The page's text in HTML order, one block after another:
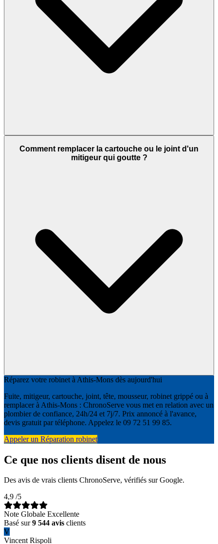
Comment remplacer la cartouche ou le joint d'un
mitigeur qui goutte ?
Réparez votre robinet à Athis-Mons dès aujourd'hui
Fuite, mitigeur, cartouche, joint, tête, mousseur, robinet grippé ou à
remplacer à Athis-Mons : ChronoServe vous met en relation avec un
plombier de confiance, 24h/24 et 7j/7. Prix annoncé à l'avance,
devis gratuit par téléphone. Appelez le 09 72 51 99 85.
Appeler un Réparation robinet
Ce que nos clients disent de nous
Des avis de vrais clients ChronoServe, vérifiés sur Google.
4,9 /5
Note Globale Excellente
Basé sur9 544 avis clients
V
Vincent Rispoli